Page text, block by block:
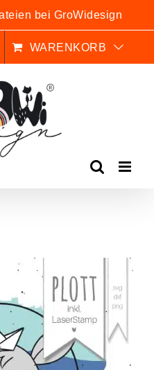
bei GroWidesign
WARENKORB